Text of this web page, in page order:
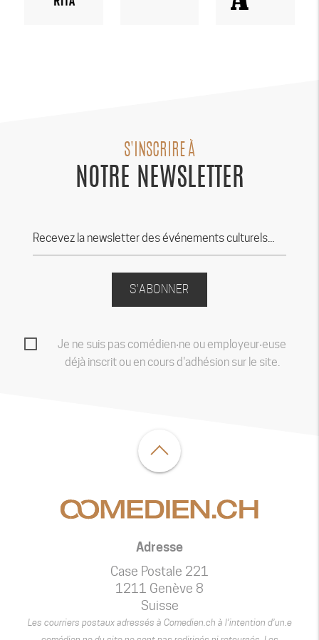
S'INSCRIRE À
NOTRE NEWSLETTER
S'ABONNER
Je ne suis pas comédien‧ne ou employeur‧euse
déjà inscrit ou en cours d'adhésion sur le site.
Adresse
Case Postale 221
1211 Genève 8
Suisse
Les courriers postaux adressés à Comedien.ch à l’intention d’un.e